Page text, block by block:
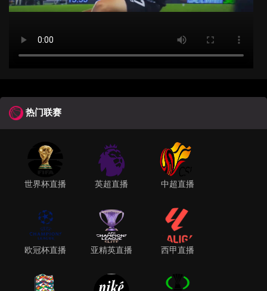
热门联赛
世界杯直播 英超直播 中超直播
欧冠杯直播 亚精英直播 西甲直播